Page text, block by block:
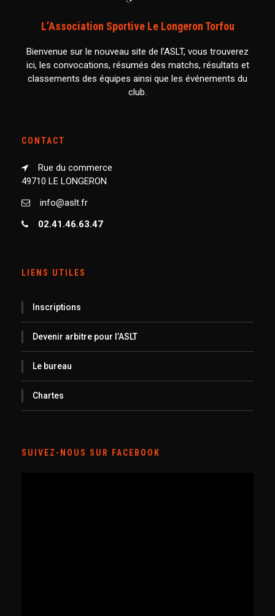
L’Association Sportive Le Longeron Torfou
Bienvenue sur le nouveau site de l’ASLT, vous trouverez
ici, les convocations, résumés des matchs, résultats et
classements des équipes ainsi que les événements du
club.
CONTACT
Rue du commerce
49710 LE LONGERON
info@aslt.fr
02.41.46.63.47
LIENS UTILES
Inscriptions
Devenir arbitre pour l’ASLT
Le bureau
Chartes
SUIVEZ-NOUS SUR FACEBOOK